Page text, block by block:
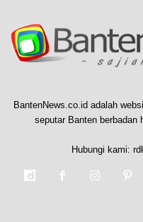
BantenNews.co.id adalah
seputar Banten
Hubungi kami: